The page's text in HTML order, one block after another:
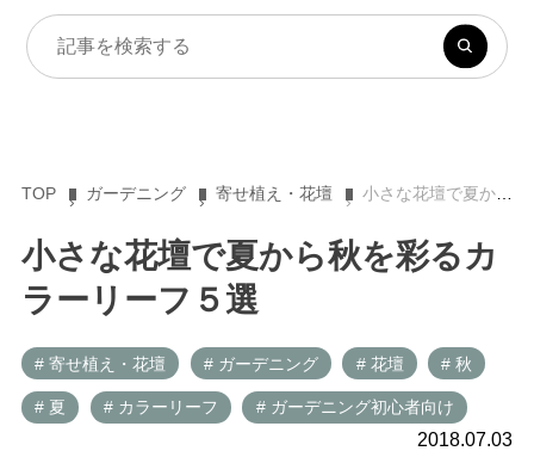
TOP ガーデニング 寄せ植え・花壇 小さな花壇で夏から秋を彩るカラーリーフ５選
小さな花壇で夏から秋を彩るカ
ラーリーフ５選
# 寄せ植え・花壇 # ガーデニング # 花壇 # 秋
# 夏 # カラーリーフ # ガーデニング初心者向け
2018.07.03